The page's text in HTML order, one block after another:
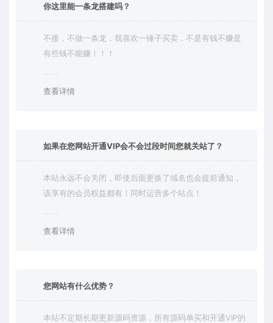
你这里能一条龙搭建吗？
不接，不做一条龙，我喜欢一锤子买卖，不是有钱不赚是
有些钱不能赚！！！
查看详情
如果在您网站开通VIP会不会过段时间您就关站了？
本站永远不会关闭，即使后面更换了域名也会提前通知，
该享有的会员权益都有！同时运营多个站点！
查看详情
您网站有什么优势？
本站不定期长期更新源码资源，所有源码单买和开通VIP的